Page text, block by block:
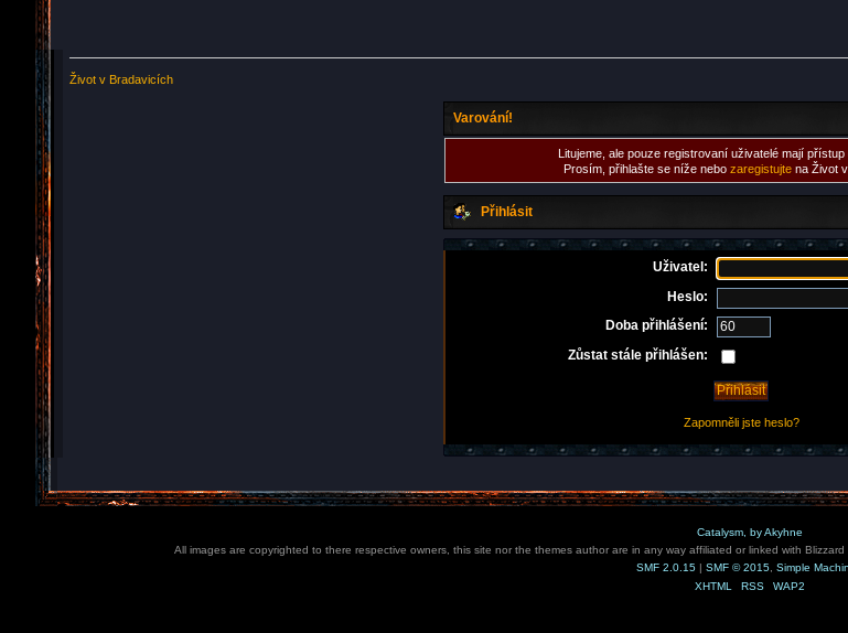
Život v Bradavicích
Varování!
Litujeme, ale pouze registrovaní uživatelé mají přístup
Prosím, přihlašte se níže nebo zaregistujte na Život
Přihlásit
Uživatel:
Heslo:
Doba přihlášení:
Zůstat stále přihlášen:
Zapomněli jste heslo?
Catalysm, by Akyhne
All images are copyrighted to there respective owners, this site nor the themes author are in any way affiliated or linked with
SMF 2.0.15 | SMF © 2015 Simple
XHTML
RSS WAP2